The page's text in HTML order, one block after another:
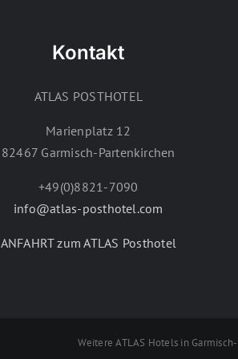
Kontakt
ATLAS POSTHOTEL
Marienplatz 12
82467 Garmisch-Partenkirchen
+49(0)8821-7090
info@atlas-posthotel.com
ANFAHRT zum ATLAS Posthotel
Weitere ATLAS Hotels in